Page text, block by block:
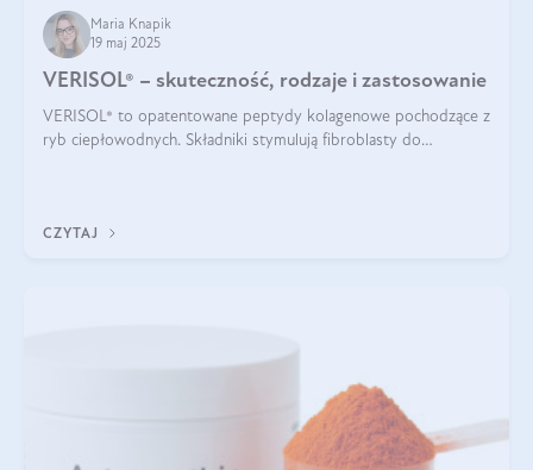
Maria Knapik
19 maj 2025
VERISOL® – skuteczność, rodzaje i zastosowanie
VERISOL® to opatentowane peptydy kolagenowe pochodzące z
ryb ciepłowodnych. Składniki stymulują fibroblasty do
CZYTAJ